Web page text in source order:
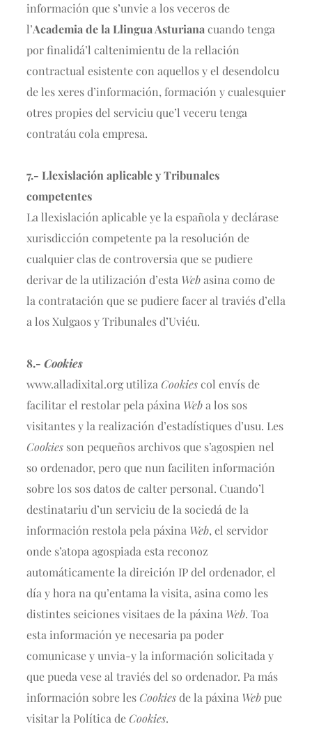
información que s’unvie a los veceros de
l’Academia de la Llingua Asturiana cuando tenga
por finalidá’l caltenimientu de la rellación
contractual esistente con aquellos y el desendolcu
de les xeres d’información, formación y cualesquier
otres propies del serviciu que’l veceru tenga
contratáu cola empresa.
7.- Llexislación aplicable y Tribunales
competentes
La llexislación aplicable ye la española y declárase
xurisdicción competente pa la resolución de
cualquier clas de controversia que se pudiere
derivar de la utilización d’esta Webasina como de
la contratación que se pudiere facer al traviés d’ella
a los Xulgaos y Tribunales d’Uviéu.
8.- Cookies
www.alladixital.orgutiliza Cookiescol envís de
facilitar el restolar pela páxina Weba los sos
visitantes y la realización d’estadístiques d’usu. Les
Cookies son pequeños archivos que s’agospien nel
so ordenador, pero que nun faciliten información
sobre los sos datos de calter personal. Cuando’l
destinatariu d’un serviciu de la sociedá de la
información restola pela páxina Web, el servidor
onde s’atopa agospiada esta reconoz
automáticamente la direición IP del ordenador, el
día y hora na qu’entama la visita, asina como les
distintes seiciones visitaes de la páxina Web. Toa
esta información ye necesaria pa poder
comunicase y unvia-y la información solicitada y
que pueda vese al traviés del so ordenador. Pa más
información sobre lesCookiesde la páxina Web pue
visitar la Política deCookies.